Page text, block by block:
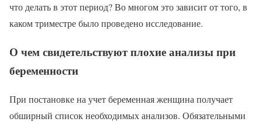
что делать в этот период? Во многом это зависит от того, в
каком триместре было проведено исследование.
О чем свидетельствуют плохие анализы при
беременности
При постановке на учет беременная женщина получает
обширный список необходимых анализов. Обязательными